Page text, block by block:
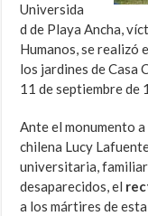
Universida
d de Playa Ancha,
Humanos, se realizó
los jardines de Casa
11 de septiembre de
Ante el monumento
chilena Lucy
universitaria,
desaparecidos, el
a los mártires de